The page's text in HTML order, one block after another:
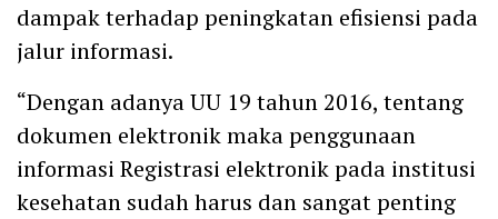
dampak terhadap peningkatan efisiensi pada
jalur informasi.
“Dengan adanya UU 19 tahun 2016, tentang
dokumen elektronik maka penggunaan
informasi Registrasi elektronik pada institusi
kesehatan sudah harus dan sangat penting